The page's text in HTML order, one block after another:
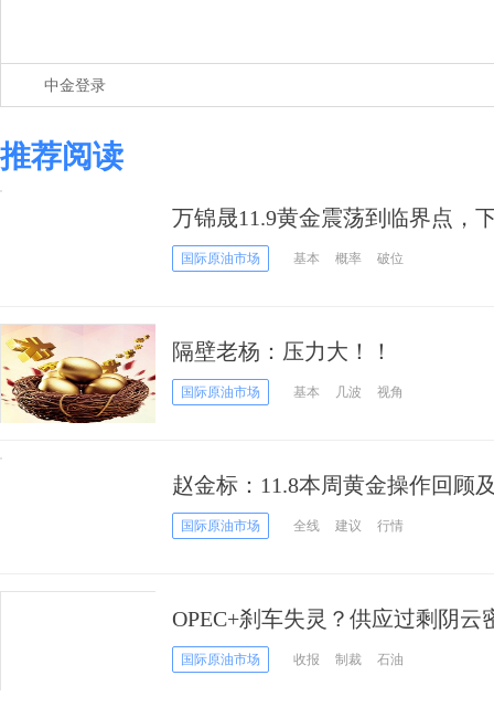
中金登录
推荐阅读
万锦晟11.9黄金震荡到临界点，
国际原油市场 基本 概率 破位
隔壁老杨：压力大！！
国际原油市场 基本 几波 视角
赵金标：11.8本周黄金操作回顾
国际原油市场 全线 建议 行情
OPEC+刹车失灵？供应过剩阴云
阴，多头还能翻身吗？
国际原油市场 收报 制裁 石油